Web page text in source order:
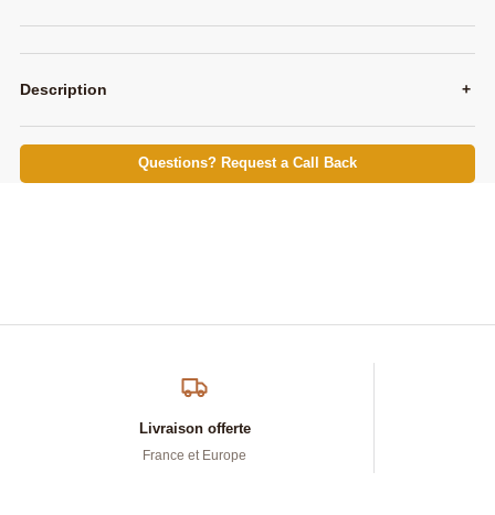
Description +
Questions? Request a Call Back
Livraison offerte
France et Europe